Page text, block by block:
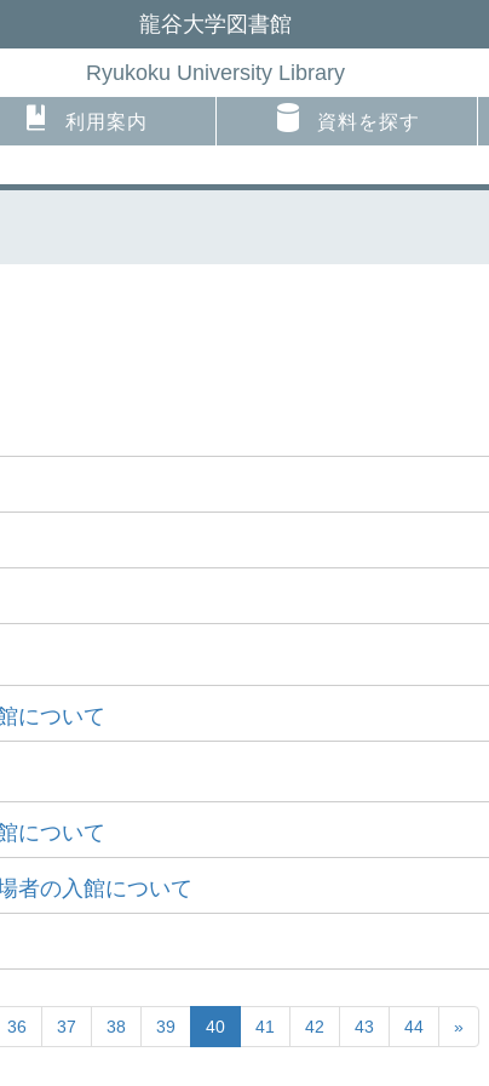
龍谷大学図書館
Ryukoku University Library
利用案内 資料を探す
について
について
者の入館について
36 37 38 39 40 41 42 43 44 »